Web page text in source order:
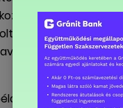
az eladó
és adásvételkor az
igényével,
ha az ígért